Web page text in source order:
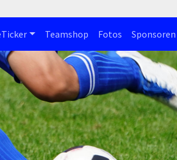
Teamshop Fotos Sponsoren